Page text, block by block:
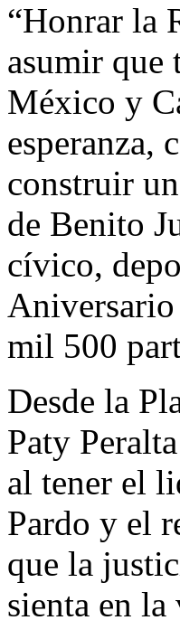
“Honrar la
asumir que
México y
esperanza,
construir
de Benito
cívico,
mil 500
Desde la
Paty
al tener el
Pardo y el
que la
sienta en la